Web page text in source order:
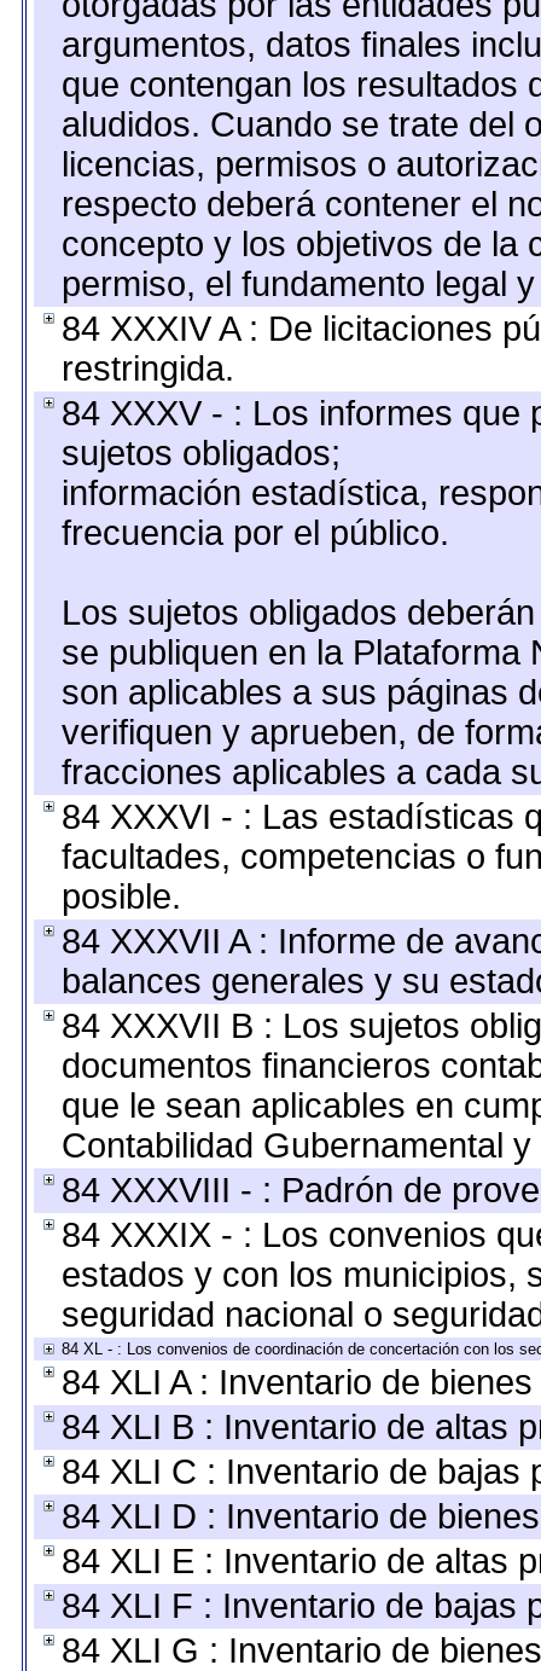
argumentos, datos finales
que contengan los resultados
aludidos. Cuando se trate del
licencias, permisos o
respecto deberá contener el
concepto y los objetivos de la
permiso, el fundamento legal
84 XXXIV A : De licitaciones
restringida.
84 XXXV - : Los informes que
sujetos obligados;
información estadística,
frecuencia por el público.
Los sujetos obligados
se publiquen en la
son aplicables a sus páginas
verifiquen y aprueben, de
fracciones aplicables a cada
84 XXXVI - : Las estadísticas
facultades, competencias o
posible.
84 XXXVII A : Informe de
balances generales y su
84 XXXVII B : Los sujetos
documentos financieros
que le sean aplicables en
Contabilidad Gubernamental
84 XXXVIII - : Padrón de
84 XXXIX - : Los convenios
estados y con los municipios,
seguridad nacional o
84 XL - : Los convenios de coordinación de concertación con los
84 XLI A : Inventario de
84 XLI B : Inventario de altas
84 XLI C : Inventario de bajas
84 XLI D : Inventario de
84 XLI E : Inventario de altas
84 XLI F : Inventario de bajas
84 XLI G : Inventario de